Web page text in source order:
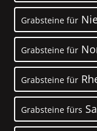
Grabsteine für
Grabsteine für
Grabsteine für
Grabsteine fürs